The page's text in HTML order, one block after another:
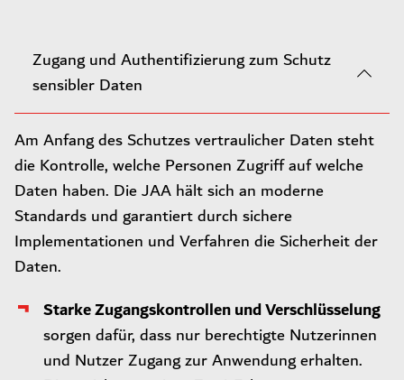
Zugang und Authentifizierung zum Schutz
sensibler Daten
Am Anfang des Schutzes vertraulicher Daten steht
die Kontrolle, welche Personen Zugriff auf welche
Daten haben. Die JAA hält sich an moderne
Standards und garantiert durch sichere
Implementationen und Verfahren die Sicherheit der
Daten.
Starke Zugangskontrollen und Verschlüsselung
sorgen dafür, dass nur berechtigte Nutzerinnen
und Nutzer Zugang zur Anwendung erhalten.